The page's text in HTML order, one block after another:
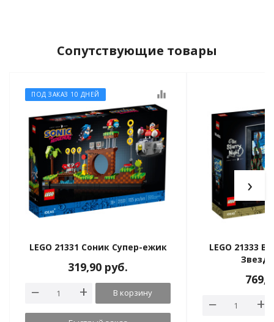
Сопутствующие товары
ПОД ЗАКАЗ 10 ДНЕЙ equalizer
LEGO 21331 Соник Супер-ежик
319,90 руб.
В корзину
LEGO 21333
›